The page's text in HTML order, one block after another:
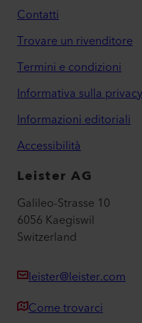
Contatti
Trovare un rivenditore
Termini e condizioni
Informativa sulla privacy
Informazioni editoriali
Accessibilità
Leister AG
Galileo-Strasse 10
6056 Kaegiswil
Switzerland
leister@leister.com
Come trovarci